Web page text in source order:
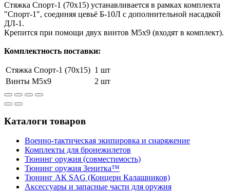
Стяжка Спорт-1 (70x15) устанавливается в рамках комплекта
"Спорт-1", соединяя цевьё Б-10Л с дополнительной насадкой
ДЛ-1.
Крепится при помощи двух винтов М5х9 (входят в комплект).
Комплектность поставки:
Стяжка Спорт-1 (70х15) 1 шт
Винты М5х9
2 шт
Каталоги товаров
Военно-тактическая экипировка и снаряжение
Комплекты для бронежилетов
Тюнинг оружия (совместимость)
Тюнинг оружия Зенитка™
Тюнинг АК SAG (Концерн Калашников)
Аксессуары и запасные части для оружия